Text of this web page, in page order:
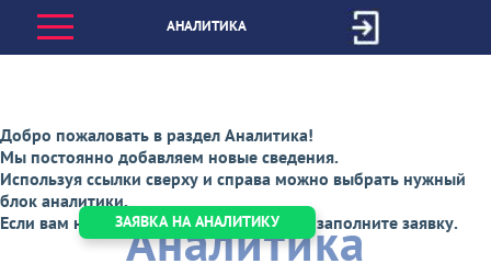
АНАЛИТИКА
Аналитика
Добро пожаловать в раздел Аналитика!
Мы постоянно добавляем новые сведения.
Используя ссылки сверху и справа можно выбрать нужный
блок аналитики.
Если вам нужна специальная аналитика заполните заявку.
ЗАЯВКА НА АНАЛИТИКУ